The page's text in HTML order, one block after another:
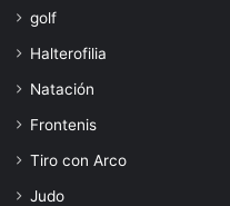
golf
Halterofilia
Natación
Frontenis
Tiro con Arco
Judo